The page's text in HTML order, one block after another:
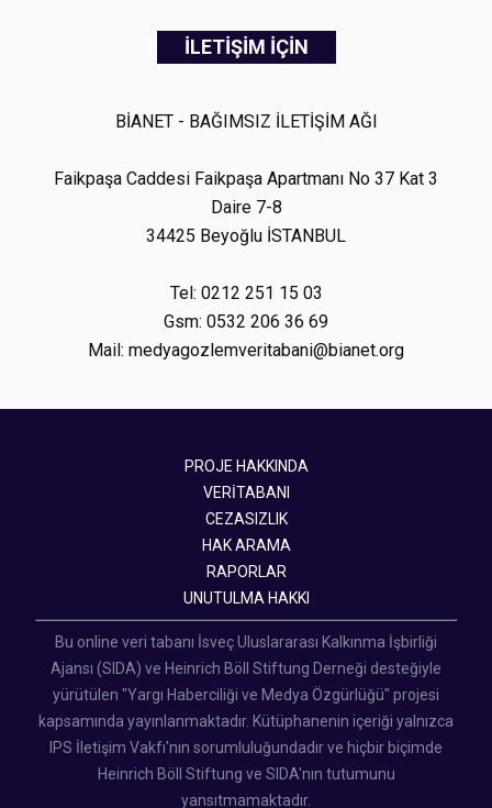
İLETİŞİM İÇİN
BİANET - BAĞIMSIZ İLETİŞİM AĞI
Faikpaşa Caddesi Faikpaşa Apartmanı No 37 Kat 3
Daire 7-8
34425 Beyoğlu İSTANBUL
Tel: 0212 251 15 03
Gsm: 0532 206 36 69
Mail: medyagozlemveritabani@bianet.org
PROJE HAKKINDA
VERİTABANI
CEZASIZLIK
HAK ARAMA
RAPORLAR
UNUTULMA HAKKI
Bu online veri tabanı İsveç Uluslararası Kalkınma İşbirliği
Ajansı (SIDA) ve Heinrich Böll Stiftung Derneği desteğiyle
yürütülen "Yargı Haberciliği ve Medya Özgürlüğü" projesi
kapsamında yayınlanmaktadır. Kütüphanenin içeriği yalnızca
IPS İletişim Vakfı'nın sorumluluğundadır ve hiçbir biçimde
Heinrich Böll Stiftung ve SIDA'nın tutumunu
yansıtmamaktadır.